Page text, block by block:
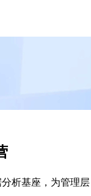
析基座，为管理层